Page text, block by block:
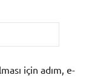
için adım, e-